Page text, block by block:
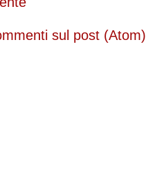
sul post (Atom)